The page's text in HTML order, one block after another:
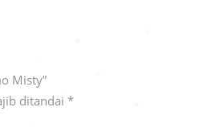
Misty”
ditandai *